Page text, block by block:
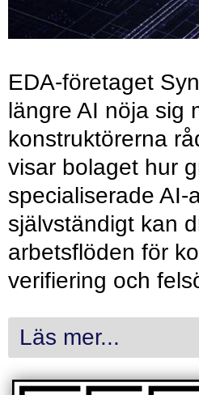
EDA-företaget
längre AI nöja sig
konstruktörerna
visar bolaget hur
specialiserade AI-
självständigt kan
arbetsflöden för
verifiering och
Läs mer...